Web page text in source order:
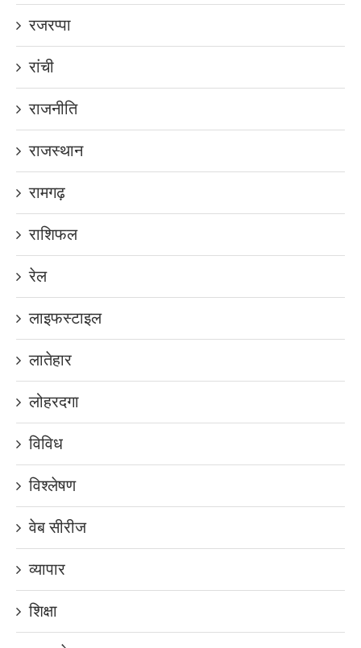
रजरप्पा
रांची
राजनीति
राजस्थान
रामगढ़
राशिफल
रेल
लाइफस्टाइल
लातेहार
लोहरदगा
विविध
विश्लेषण
वेब सीरीज
व्यापार
शिक्षा